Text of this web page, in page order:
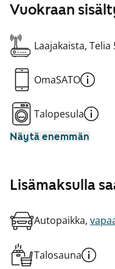
Vuokraan
Laajakaista, Telia
OmaSATO
Talopesula
Näytä enemmän
Lisämaksulla
Autopaikka,
Talosauna